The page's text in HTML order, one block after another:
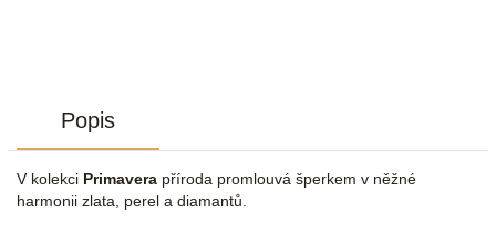
Popis
V kolekci Primavera příroda promlouvá šperkem v něžné
harmonii zlata, perel a diamantů.